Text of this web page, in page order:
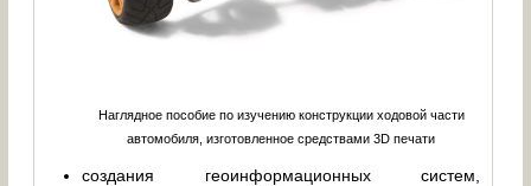
Наглядное пособие по изучению конструкции ходовой части
автомобиля, изготовленное средствами 3D печати
создания геоинформационных систем,